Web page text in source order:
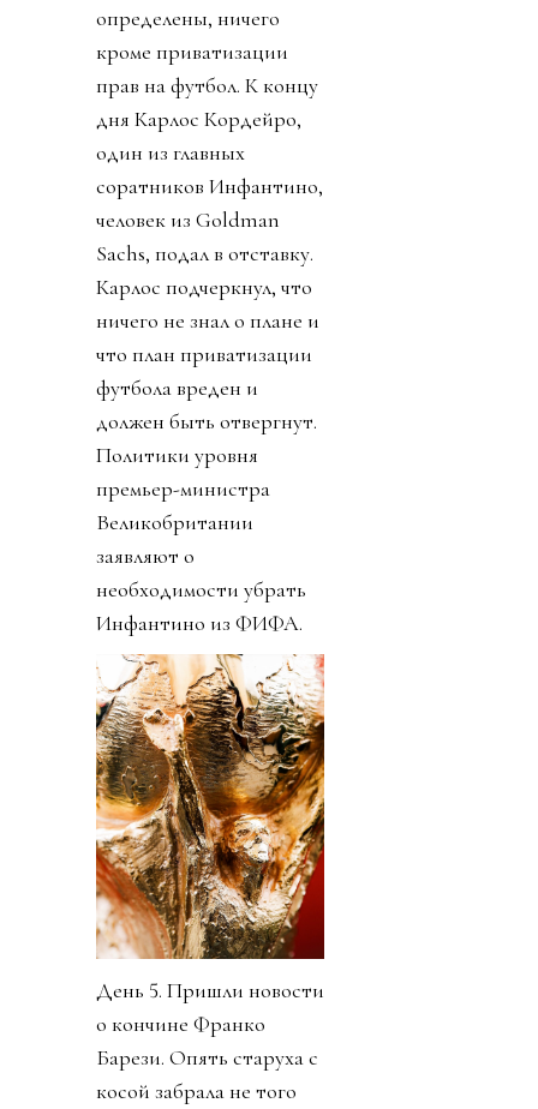
определены, ничего
кроме приватизации
прав на футбол. К концу
дня Карлос Кордейро,
один из главных
соратников Инфантино,
человек из Goldman
Sachs, подал в отставку.
Карлос подчеркнул, что
ничего не знал о плане и
что план приватизации
футбола вреден и
должен быть отвергнут.
Политики уровня
премьер-министра
Великобритании
заявляют о
необходимости убрать
Инфантино из ФИФА.
День 5. Пришли новости
о кончине Франко
Барези. Опять старуха с
косой забрала не того